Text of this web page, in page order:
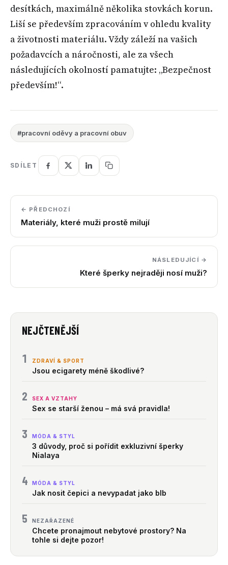
desítkách, maximálně několika stovkách korun.
Liší se především zpracováním v ohledu kvality
a životnosti materiálu. Vždy záleží na vašich
požadavcích a náročnosti, ale za všech
následujících okolností pamatujte: „Bezpečnost
především!“.
#pracovní oděvy a pracovní obuv
SDÍLET
← PŘEDCHOZÍ
Materiály, které muži prostě milují
NÁSLEDUJÍCÍ →
Které šperky nejraději nosí muži?
NEJČTENĚJŠÍ
1 ZDRAVÍ & SPORT
Jsou ecigarety méně škodlivé?
2 SEX A VZTAHY
Sex se starší ženou – má svá pravidla!
3 MÓDA & STYL
3 důvody, proč si pořídit exkluzivní šperky
Nialaya
4 MÓDA & STYL
Jak nosit čepici a nevypadat jako blb
5 NEZAŘAZENÉ
Chcete pronajmout nebytové prostory? Na
tohle si dejte pozor!